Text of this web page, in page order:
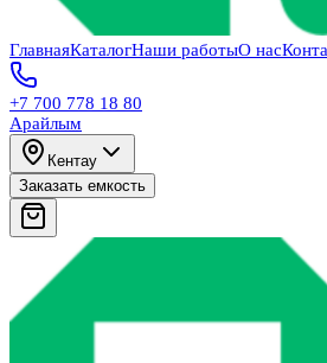
ГлавнаяКаталогНаши работыО нас
+7 700 778 18 80
Арайлым
Кентау
Заказать емкость